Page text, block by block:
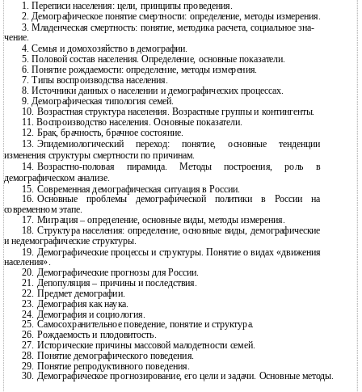
1. Переписи населения: цели, принципы проведения.
2. Демографическое понятие смертности: определение, методы измерения.
3. Младенческая смертность: понятие, методика расчета, социальное зна-
чение.
4. Семья и домохозяйство в демографии.
5. Половой состав населения. Определение, основные показатели.
6. Понятие рождаемости: определение, методы измерения.
7. Типы воспроизводства населения.
8. Источники данных о населении и демографических процессах.
9. Демографическая типология семей.
10. Возрастная структура населения. Возрастные группы и контингенты.
11. Воспроизводство населения. Основные показатели.
12. Брак, брачность, брачное состояние.
13. Эпидемиологический переход: понятие, основные тенденции
изменения структуры смертности по причинам.
14. Возрастно-половаяпирамида. Методы построения, роль в
демографическом анализе.
15. Современная демографическая ситуация в России.
16. Основные проблемы демографической политики в России на
современном этапе.
17. Миграция – определение, основные виды, методы измерения.
18. Структура населения: определение, основные виды, демографические
и недемографические структуры.
19.
Демографические процессы и структуры. Понятие о видах «движения
населения».
20. Демографические прогнозы для России.
21. Депопуляция – причины и последствия.
22. Предмет демографии.
23.
Демография как наука.
24.
Демография и социология.
25. Самосохранительное поведение, понятие и структура.
26. Рождаемость и плодовитость.
27. Исторические причины массовой малодетности семей.
28. Понятие демографического поведения.
29. Понятие репродуктивного поведения.
30. Демографическое прогнозирование, его цели и задачи. Основные методы.